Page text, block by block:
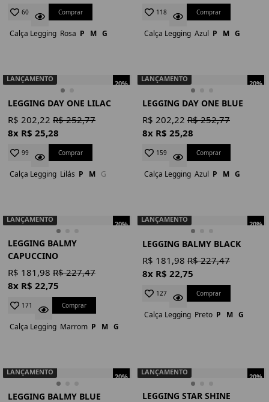
60 Comprar
Calça Legging Rosa P M G
118 Comprar
Calça Legging Azul P M G
20%
LANÇAMENTO
LEGGING DAY ONE LILAC
R$ 202,22 R$ 252,77
8x R$ 25,28
99 Comprar
Calça Legging Lilás P M G
20%
LANÇAMENTO
LEGGING DAY ONE BLUE
R$ 202,22 R$ 252,77
8x R$ 25,28
159 Comprar
Calça Legging Azul P M G
20%
LANÇAMENTO
LEGGING BALMY
CAPUCCINO
R$ 181,98 R$ 227,47
8x R$ 22,75
171 Comprar
Calça Legging Marrom P M G
20%
LANÇAMENTO
LEGGING BALMY BLACK
R$ 181,98 R$ 227,47
8x R$ 22,75
127 Comprar
Calça Legging Preto P M G
20%
LANÇAMENTO
LEGGING BALMY BLUE
20%
LANÇAMENTO
LEGGING STAR SHINE